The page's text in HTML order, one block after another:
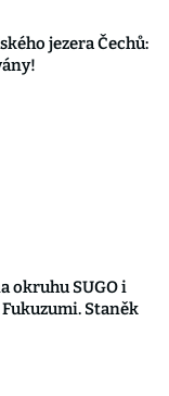
jezera Čechů:
okruhu SUGO i
Staněk